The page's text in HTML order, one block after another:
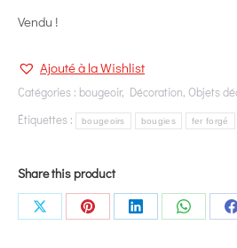
Vendu !
Ajouté à la Wishlist
Catégories : bougeoir, Décoration, Objets
Étiquettes :
bougeoirs bougies fer forgé
Share this product
Share
Share
Share
Share